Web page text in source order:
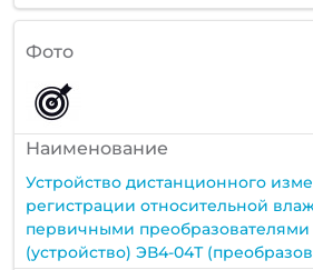
Фото
Наименование
Устройство дистанционного
регистрации относительной
первичными
(устройство) ЭВ4-04Т